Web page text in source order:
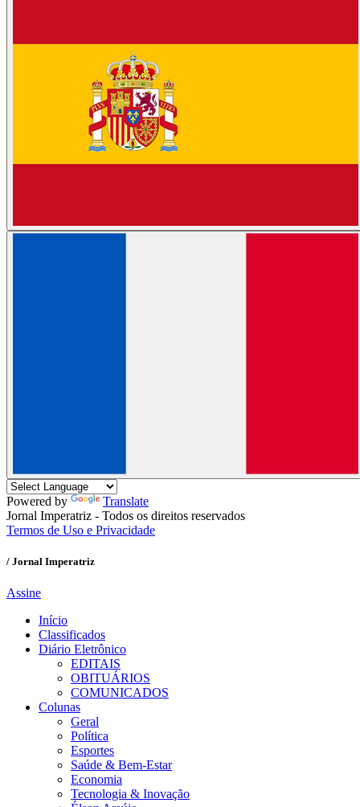
Powered by
Translate
Jornal Imperatriz - Todos os direitos reservados
Termos de Uso e Privacidade
/ Jornal Imperatriz
Assine
Início
Classificados
Diário Eletrônico
EDITAIS
OBITUÁRIOS
COMUNICADOS
Colunas
Geral
Política
Esportes
Saúde & Bem-Estar
Economia
Tecnologia & Inovação